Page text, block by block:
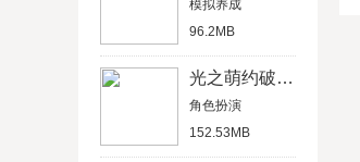
模拟养成
96.2MB
光之萌约破解版
角色扮演
152.53MB